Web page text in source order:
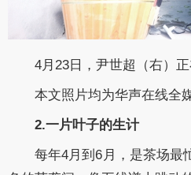
4月23日，尹世超（右）正
本文照片均为华声在线全
2.一片叶子的生计
每年4月到6月，是茶场最